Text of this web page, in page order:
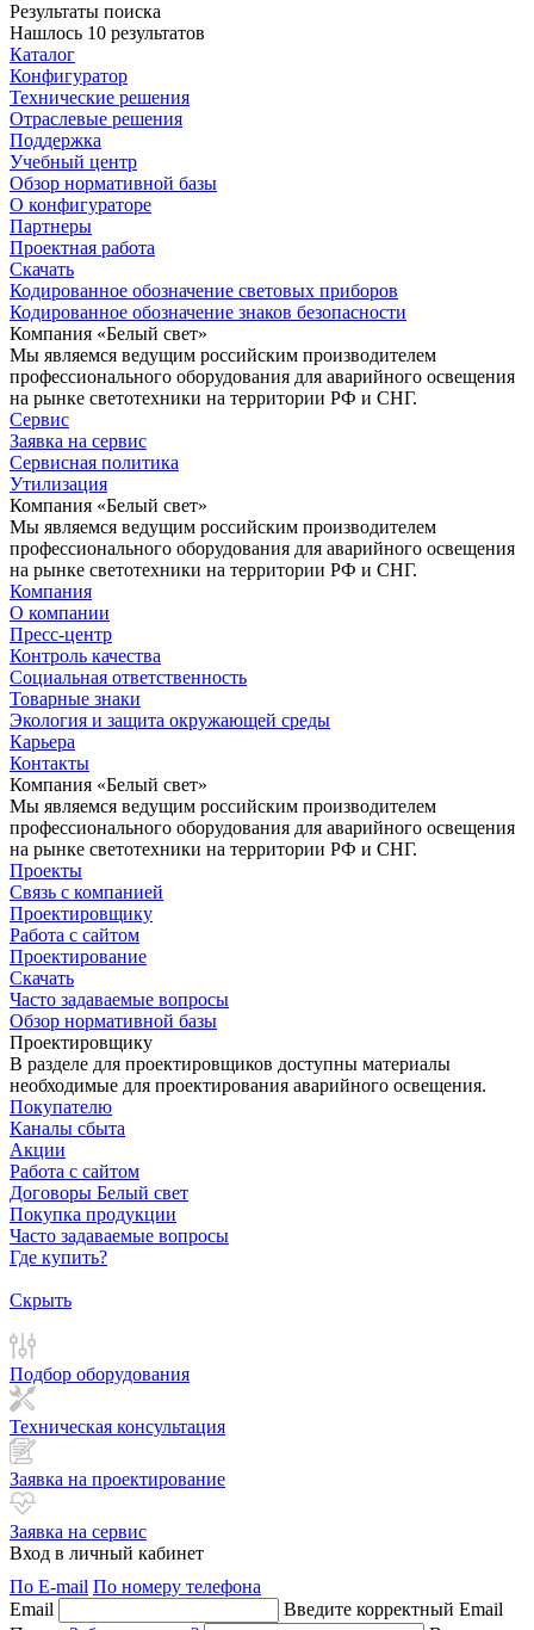
Результаты поиска
Нашлось 10 результатов
Каталог
Конфигуратор
Технические решения
Отраслевые решения
Поддержка
Учебный центр
Обзор нормативной базы
О конфигураторе
Партнеры
Проектная работа
Скачать
Кодированное обозначение световых приборов
Кодированное обозначение знаков безопасности
Компания «Белый свет»
Мы являемся ведущим российским производителем
профессионального оборудования для аварийного освещения
на рынке светотехники на территории РФ и СНГ.
Сервис
Заявка на сервис
Сервисная политика
Утилизация
Компания «Белый свет»
Мы являемся ведущим российским производителем
профессионального оборудования для аварийного освещения
на рынке светотехники на территории РФ и СНГ.
Компания
О компании
Пресс-центр
Контроль качества
Социальная ответственность
Товарные знаки
Экология и защита окружающей среды
Карьера
Контакты
Компания «Белый свет»
Мы являемся ведущим российским производителем
профессионального оборудования для аварийного освещения
на рынке светотехники на территории РФ и СНГ.
Проекты
Связь с компанией
Проектировщику
Работа с сайтом
Проектирование
Скачать
Часто задаваемые вопросы
Обзор нормативной базы
Проектировщику
В разделе для проектировщиков доступны материалы
необходимые для проектирования аварийного освещения.
Покупателю
Каналы сбыта
Акции
Работа с сайтом
Договоры Белый свет
Покупка продукции
Часто задаваемые вопросы
Где купить?
Скрыть
Подбор оборудования
Техническая консультация
Заявка на проектирование
Заявка на сервис
Вход в личный кабинет
По E-mail По номеру телефона
Email
Введите корректный Email